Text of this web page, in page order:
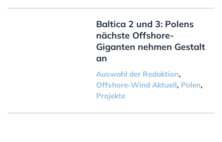
Baltica 2 und 3: Polens
nächste Offshore-
Giganten nehmen Gestalt
an
Auswahl der Redaktion,
Offshore-Wind Aktuell, Polen,
Projekte